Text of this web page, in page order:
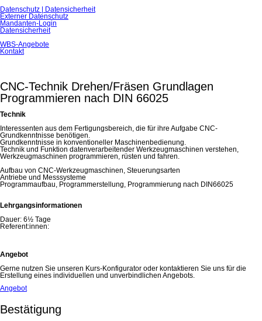
Datenschutz | Datensicherheit
Externer Datenschutz
Mandanten-Login
Datensicherheit
WBS-Angebote
Kontakt
CNC-Technik Drehen/Fräsen Grundlagen
Programmieren nach DIN 66025
Technik
Interessenten aus dem Fertigungsbereich, die für ihre Aufgabe CNC-
Grundkenntnisse benötigen.
Grundkenntnisse in konventioneller Maschinenbedienung.
Technik und Funktion datenverarbeitender Werkzeugmaschinen verstehen,
Werkzeugmaschinen programmieren, rüsten und fahren.
Aufbau von CNC-Werkzeugmaschinen, Steuerungsarten
Antriebe und Messsysteme
Programmaufbau, Programmerstellung, Programmierung nach DIN66025
Lehrgangsinformationen
Dauer: 6½ Tage
Referent:innen:
Angebot
Gerne nutzen Sie unseren Kurs-Konfigurator oder kontaktieren Sie uns für die
Erstellung eines individuellen und unverbindlichen Angebots.
Angebot
Bestätigung